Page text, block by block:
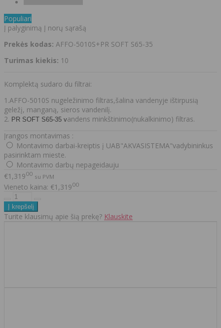
Populiari
Į palyginimą Į norų sąrašą
Prekės kodas: AFFO-5010S+PR SOFT S65-35
Turimas kiekis: 10
Komplektą sudaro du filtrai:
1.AFFO-5010S nugeležinimo filtras,šalina vandenyje ištirpusią
geležį, manganą, sieros vandenilį.
2. PR SOFT S65-35 vandens minkštinimo(nukalkinimo) filtras.
Įrangos montavimas :
Montavimo darbai-kreiptis į UAB"AKVASISTEMA"vadybininkus
pasirinktam mieste.
Montavimo darbų nepageidauju
€1,31900 su PVM
Vieneto kaina: €1,31900
Turite klausimų apie šią prekę? Klauskite